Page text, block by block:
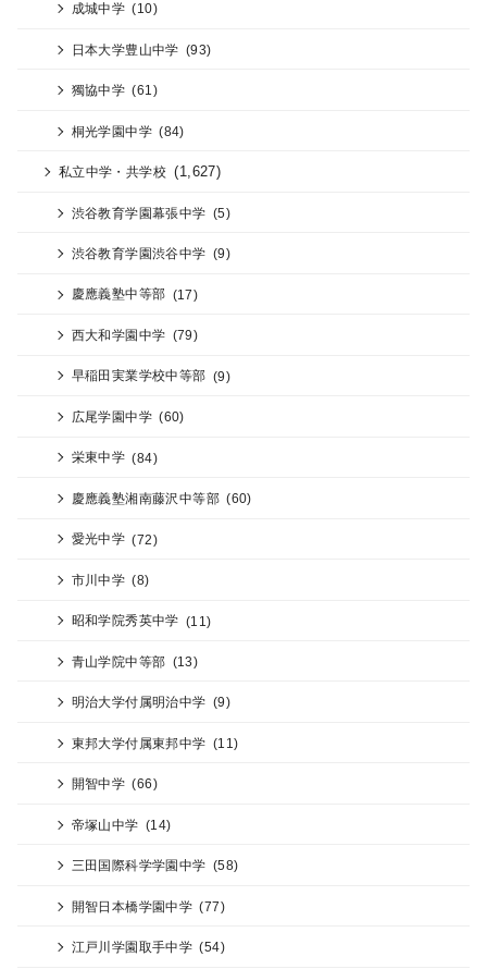
成城中学 (10)
日本大学豊山中学 (93)
獨協中学 (61)
桐光学園中学 (84)
私立中学・共学校 (1,627)
渋谷教育学園幕張中学 (5)
渋谷教育学園渋谷中学 (9)
慶應義塾中等部 (17)
西大和学園中学 (79)
早稲田実業学校中等部 (9)
広尾学園中学 (60)
栄東中学 (84)
慶應義塾湘南藤沢中等部 (60)
愛光中学 (72)
市川中学 (8)
昭和学院秀英中学 (11)
青山学院中等部 (13)
明治大学付属明治中学 (9)
東邦大学付属東邦中学 (11)
開智中学 (66)
帝塚山中学 (14)
三田国際科学学園中学 (58)
開智日本橋学園中学 (77)
江戸川学園取手中学 (54)